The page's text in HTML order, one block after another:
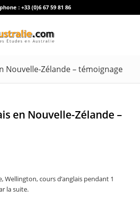
: +33 (0)6 67 59 81 86
Nouvelle-Zélande – témoignage
en Nouvelle-Zélande –
Wellington, cours d’anglais pendant 1
la suite.